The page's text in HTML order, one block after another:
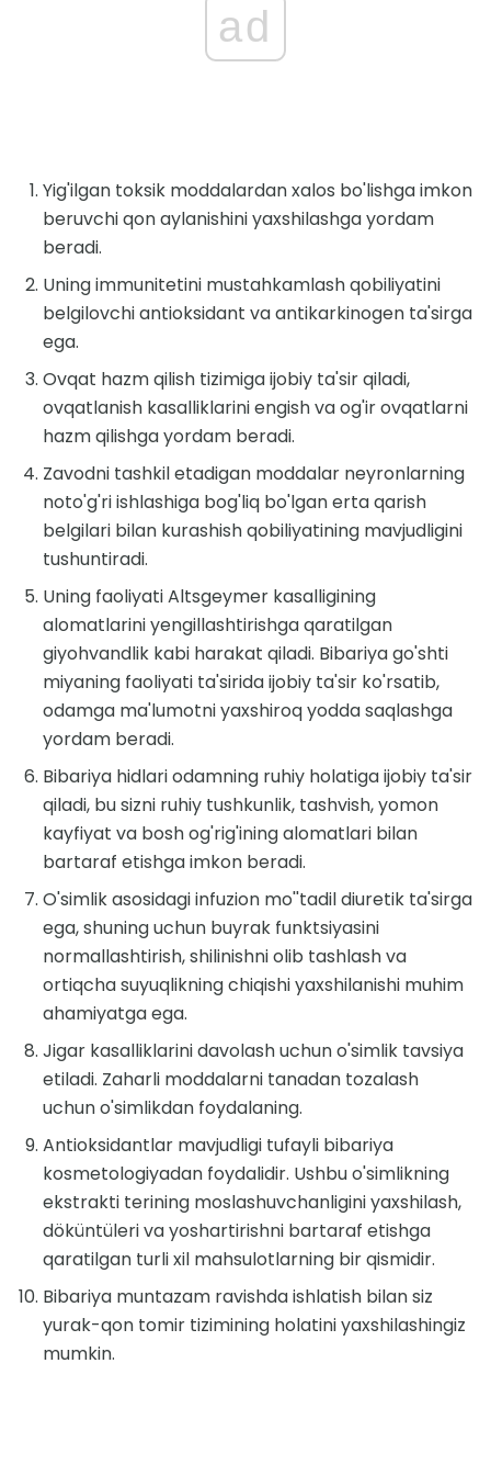
ad
Yig'ilgan toksik moddalardan xalos bo'lishga imkon
beruvchi qon aylanishini yaxshilashga yordam
beradi.
Uning immunitetini mustahkamlash qobiliyatini
belgilovchi antioksidant va antikarkinogen ta'sirga
ega.
Ovqat hazm qilish tizimiga ijobiy ta'sir qiladi,
ovqatlanish kasalliklarini engish va og'ir ovqatlarni
hazm qilishga yordam beradi.
Zavodni tashkil etadigan moddalar neyronlarning
noto'g'ri ishlashiga bog'liq bo'lgan erta qarish
belgilari bilan kurashish qobiliyatining mavjudligini
tushuntiradi.
Uning faoliyati Altsgeymer kasalligining
alomatlarini yengillashtirishga qaratilgan
giyohvandlik kabi harakat qiladi. Bibariya go'shti
miyaning faoliyati ta'sirida ijobiy ta'sir ko'rsatib,
odamga ma'lumotni yaxshiroq yodda saqlashga
yordam beradi.
Bibariya hidlari odamning ruhiy holatiga ijobiy ta'sir
qiladi, bu sizni ruhiy tushkunlik, tashvish, yomon
kayfiyat va bosh og'rig'ining alomatlari bilan
bartaraf etishga imkon beradi.
O'simlik asosidagi infuzion mo''tadil diuretik ta'sirga
ega, shuning uchun buyrak funktsiyasini
normallashtirish, shilinishni olib tashlash va
ortiqcha suyuqlikning chiqishi yaxshilanishi muhim
ahamiyatga ega.
Jigar kasalliklarini davolash uchun o'simlik tavsiya
etiladi. Zaharli moddalarni tanadan tozalash
uchun o'simlikdan foydalaning.
Antioksidantlar mavjudligi tufayli bibariya
kosmetologiyadan foydalidir. Ushbu o'simlikning
ekstrakti terining moslashuvchanligini yaxshilash,
döküntüleri va yoshartirishni bartaraf etishga
qaratilgan turli xil mahsulotlarning bir qismidir.
Bibariya muntazam ravishda ishlatish bilan siz
yurak-qon tomir tizimining holatini yaxshilashingiz
mumkin.